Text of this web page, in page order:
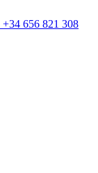
+34 656 821 308